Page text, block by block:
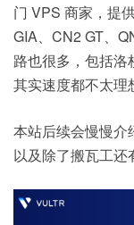
门 VPS 商家，提
GIA、CN2 GT、
路也很多，包括
其实速度都不太理
本站后续会慢慢介
以及除了搬瓦工还